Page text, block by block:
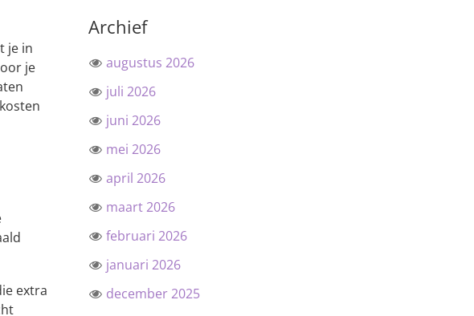
je in
je
extra
Archief
augustus 2026
juli 2026
juni 2026
mei 2026
april 2026
maart 2026
februari 2026
januari 2026
december 2025